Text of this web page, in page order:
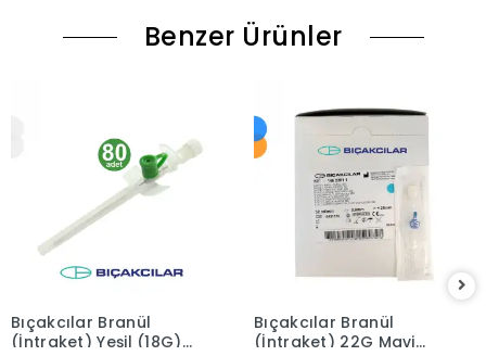
Benzer Ürünler
Bıçakcılar Branül
(İntraket) Yeşil (18G)
Bıçakcılar Branül
(İntraket) 22G Mavi